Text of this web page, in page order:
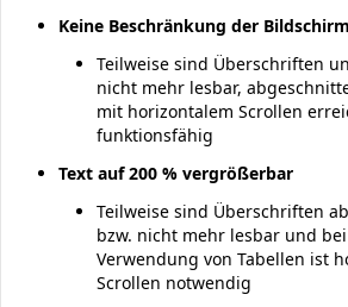
Keine Beschränkung der
Teilweise sind Überschriften
nicht mehr lesbar,
mit horizontalem Scrollen
funktionsfähig
Text auf 200 % vergrößerbar
Teilweise sind Überschriften
bzw. nicht mehr lesbar und
Verwendung von Tabellen ist
Scrollen notwendig